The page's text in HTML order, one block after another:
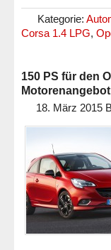
Kategorie:
Corsa 1.4 LPG,
150 PS für den
Motorenangebot
18. März 2015